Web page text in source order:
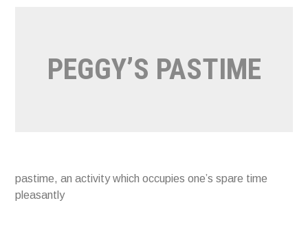
PEGGY’S PASTIME
pastime, an activity which occupies one’s spare time
pleasantly